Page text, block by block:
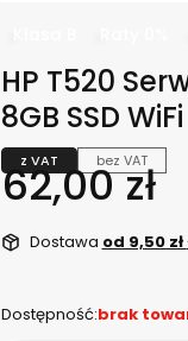
HP T520
8GB SSD
z VAT bez VAT
Cena
62,00 zł
Dostawa od 9,50 zł
Dostępność:brak